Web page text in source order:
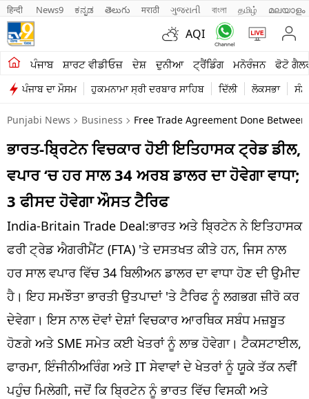
हिन्दी News9 ಕನ್ನಡ తెలుగు मराठी ગુજરાતી বাংলা தமிழ் മലയാളം
AQI
ਪੰਜਾਬ ਸ਼ਾਰਟ ਵੀਡੀਓਜ਼ ਦੇਸ਼ ਦੁਨੀਆ ਟ੍ਰੈਂਡਿੰਗ ਮਨੋਰੰਜਨ ਫੋਟੋ
ਪੰਜਾਬ ਦਾ ਮੌਸਮ ਹੁਕਮਨਾਮਾ ਸ੍ਰੀ ਦਰਬਾਰ ਸਾਹਿਬ ਦਿੱਲੀ ਲੋਕਸਭਾ
ਖੇਤੀਬਾੜੀ
ਸ਼ਾਰਟ ਵੀਡੀਓਜ਼
ਕਾਰੋਬਾਰ
ਕਰਿਅਰ
ਦੇਸ਼
ਲਾਈਫ ਸਟਾਈਲ
ਪੰਜਾਬ
ਧਰਮ
ਖੇਡਾਂ
ਟੈਕਨੋਲਜੀ
Punjabi News Business Free Trade Agreement Done
ਭਾਰਤ-ਬ੍ਰਿਟੇਨ ਵਿਚਕਾਰ ਹੋਈ ਇਤਿਹਾਸਕ ਟ੍ਰੇਡ ਡੀਲ,
ਵਪਾਰ ‘ਚ ਹਰ ਸਾਲ 34 ਅਰਬ ਡਾਲਰ ਦਾ ਹੋਵੇਗਾ ਵਾਧਾ;
3 ਫੀਸਦ ਹੋਵੇਗਾ ਔਸਤ ਟੈਰਿਫ
India-Britain Trade Deal:ਭਾਰਤ ਅਤੇ ਬ੍ਰਿਟੇਨ ਨੇ ਇਤਿਹਾਸਕ
ਫਰੀ ਟ੍ਰੇਡ ਐਗਰੀਮੈਂਟ (FTA) 'ਤੇ ਦਸਤਖਤ ਕੀਤੇ ਹਨ, ਜਿਸ ਨਾਲ
ਹਰ ਸਾਲ ਵਪਾਰ ਵਿੱਚ 34 ਬਿਲੀਅਨ ਡਾਲਰ ਦਾ ਵਾਧਾ ਹੋਣ ਦੀ ਉਮੀਦ
ਹੈ। ਇਹ ਸਮਝੌਤਾ ਭਾਰਤੀ ਉਤਪਾਦਾਂ 'ਤੇ ਟੈਰਿਫ ਨੂੰ ਲਗਭਗ ਜ਼ੀਰੋ ਕਰ
ਦੇਵੇਗਾ। ਇਸ ਨਾਲ ਦੋਵਾਂ ਦੇਸ਼ਾਂ ਵਿਚਕਾਰ ਆਰਥਿਕ ਸਬੰਧ ਮਜ਼ਬੂਤ
ਹੋਣਗੇ ਅਤੇ SME ਸਮੇਤ ਕਈ ਖੇਤਰਾਂ ਨੂੰ ਲਾਭ ਹੋਵੇਗਾ। ਟੈਕਸਟਾਈਲ,
ਫਾਰਮਾ, ਇੰਜੀਨੀਅਰਿੰਗ ਅਤੇ IT ਸੇਵਾਵਾਂ ਦੇ ਖੇਤਰਾਂ ਨੂੰ ਯੂਕੇ ਤੱਕ ਨਵੀਂ
ਪਹੁੰਚ ਮਿਲੇਗੀ, ਜਦੋਂ ਕਿ ਬ੍ਰਿਟੇਨ ਨੂੰ ਭਾਰਤ ਵਿੱਚ ਵਿਸਕੀ ਅਤੇ